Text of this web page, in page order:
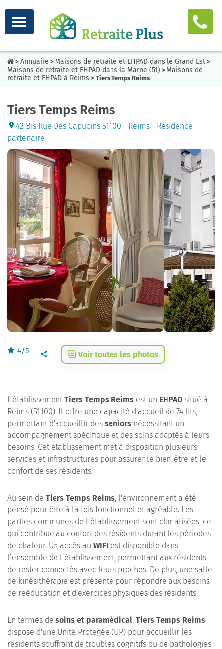
> Annuaire > Maisons de retraite et EHPAD dans le Grand Est >
Maisons de retraite et EHPAD dans la Marne (51) > Maisons de
retraite et EHPAD à Reims > Tiers Temps Reims
Tiers Temps Reims
42 Bis Rue Des Capucins 51100 - Reims - Résidence
partenaire
4/5 Voir toutes les photos
L’établissementTiers Temps Reims est un EHPAD situé à
Reims (51100). Il offre une capacité d'accueil de 74 lits,
permettant d'accueillir des seniors nécessitant un
accompagnement spécifique et des soins adaptés à leurs
besoins. Cet établissement met à disposition plusieurs
services et infrastructures pour assurer le bien-être et le
confort de ses résidents.
Au sein de Tiers Temps Reims, l'environnement a été
pensé pour être à la fois fonctionnel et agréable. Les
parties communes de l’établissement sont climatisées, ce
qui contribue au confort des résidents durant les périodes
de chaleur. Un accès au WIFI est disponible dans
l’ensemble de l’établissement, permettant aux résidents
de rester connectés avec leurs proches. De plus, une salle
de kinésithérapie est présente pour répondre aux besoins
de rééducation et d'exercices physiques des résidents.
En termes de soins et paramédical, Tiers Temps Reims
dispose d'une Unité Protégée (UP) pour accueillir les
résidents souffrant de troubles cognitifs ou de pathologies